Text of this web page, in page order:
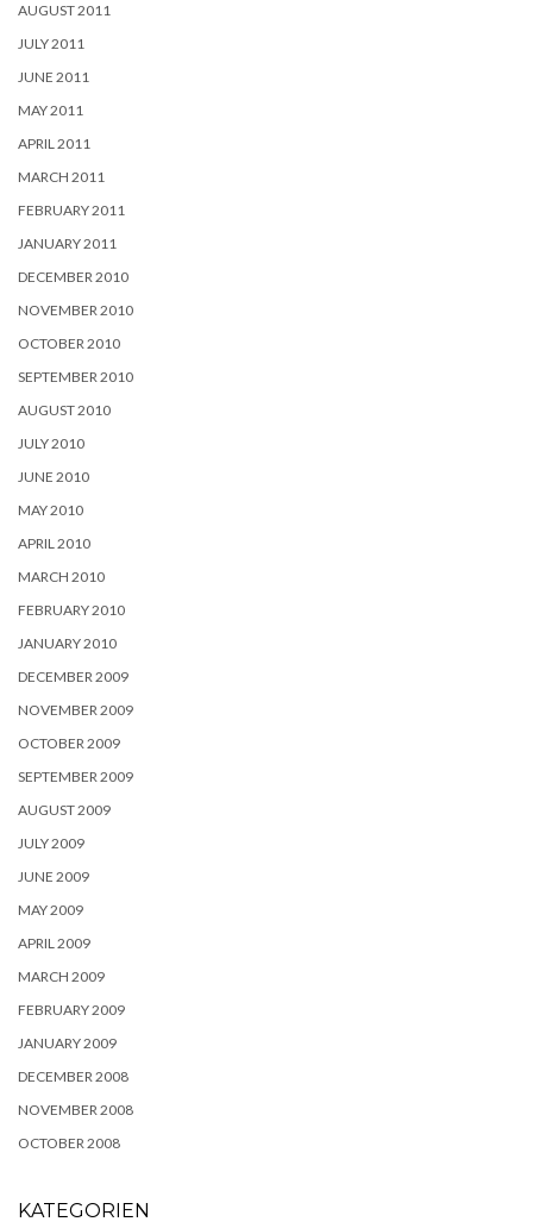
AUGUST 2011
JULY 2011
JUNE 2011
MAY 2011
APRIL 2011
MARCH 2011
FEBRUARY 2011
JANUARY 2011
DECEMBER 2010
NOVEMBER 2010
OCTOBER 2010
SEPTEMBER 2010
AUGUST 2010
JULY 2010
JUNE 2010
MAY 2010
APRIL 2010
MARCH 2010
FEBRUARY 2010
JANUARY 2010
DECEMBER 2009
NOVEMBER 2009
OCTOBER 2009
SEPTEMBER 2009
AUGUST 2009
JULY 2009
JUNE 2009
MAY 2009
APRIL 2009
MARCH 2009
FEBRUARY 2009
JANUARY 2009
DECEMBER 2008
NOVEMBER 2008
OCTOBER 2008
KATEGORIEN